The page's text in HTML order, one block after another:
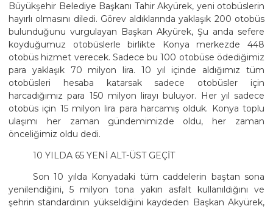
Büyükşehir Belediye Başkanı Tahir Akyürek, yeni otobüslerin
hayırlı olmasını diledi. Görev aldıklarında yaklaşık 200 otobüs
bulunduğunu vurgulayan Başkan Akyürek, Şu anda sefere
koyduğumuz otobüslerle birlikte Konya merkezde 448
otobüs hizmet verecek. Sadece bu 100 otobüse ödediğimiz
para yaklaşık 70 milyon lira. 10 yıl içinde aldığımız tüm
otobüsleri hesaba katarsak sadece otobüsler için
harcadığımız para 150 milyon lirayı buluyor. Her yıl sadece
otobüs için 15 milyon lira para harcamış olduk. Konya toplu
ulaşımı her zaman gündemimizde oldu, her zaman
önceliğimiz oldu dedi.
10 YILDA 65 YENİ ALT-ÜST GEÇİT
Son 10 yılda Konyadaki tüm caddelerin baştan sona
yenilendiğini, 5 milyon tona yakın asfalt kullanıldığını ve
şehrin standardının yükseldiğini kaydeden Başkan Akyürek,